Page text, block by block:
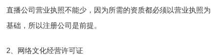
直播公司营业执照不能少，因为所需的资质都必须以营业执照为
基础，所以注册公司是前提。
2、网络文化经营许可证